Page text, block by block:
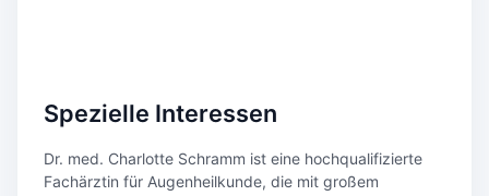
Spezielle Interessen
Dr. med. Charlotte Schramm ist eine hochqualifizierte
Fachärztin für Augenheilkunde, die mit großem